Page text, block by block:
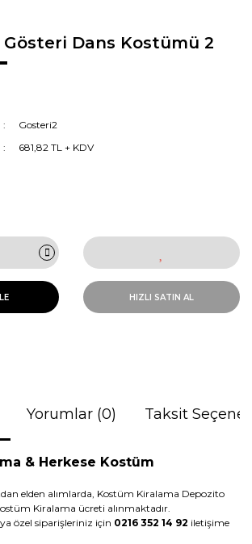
Gösteri Dans Kostümü 2
Gosteri2
681,82 TL + KDV
HIZLI SATIN AL
Yorumlar (0) Taksit
& Herkese Kostüm
elden alımlarda, Kostüm Kiralama Depozito
Kiralama ücreti alınmaktadır.
özel siparişleriniz için 0216 352 14 92 iletişime